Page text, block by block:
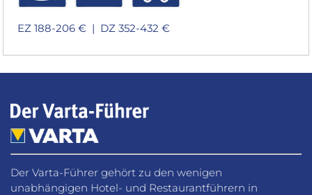
EZ 188-206 € | DZ 352-432 €
Der Varta-Führer gehört zu den wenigen
unabhängigen Hotel- und Restaurantführern in